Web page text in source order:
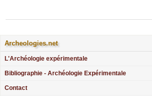
Archeologies.net
L'Archéologie expérimentale
Bibliographie - Archéologie Expérimentale
Contact